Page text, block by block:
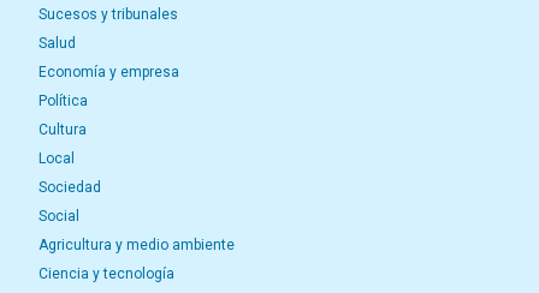
Sucesos y tribunales
Salud
Economía y empresa
Política
Cultura
Local
Sociedad
Social
Agricultura y medio ambiente
Ciencia y tecnología